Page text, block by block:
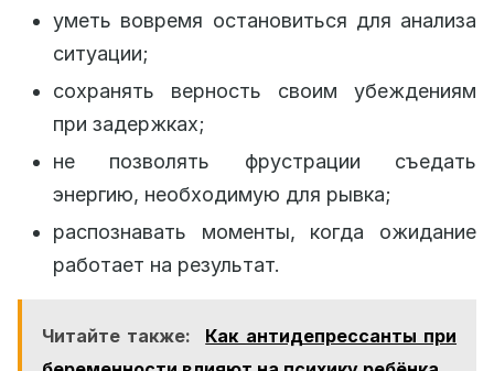
уметь вовремя остановиться для анализа
ситуации;
сохранять верность своим убеждениям
при задержках;
не позволять фрустрации съедать
энергию, необходимую для рывка;
распознавать моменты, когда ожидание
работает на результат.
Читайте также:
Как антидепрессанты при